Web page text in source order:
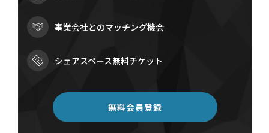
事業会社とのマッチング機会
シェアスペース無料チケット
無料会員登録